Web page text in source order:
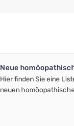
Neue
Hier finden Sie eine
neuen